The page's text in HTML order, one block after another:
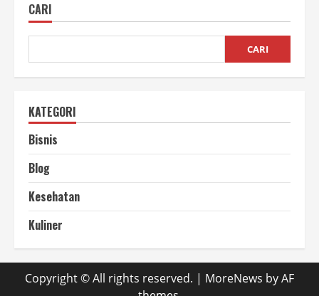
Jarang
CARI
CARI
KATEGORI
Bisnis
Blog
Kesehatan
Kuliner
Copyright © All rights reserved. | MoreNews by AF